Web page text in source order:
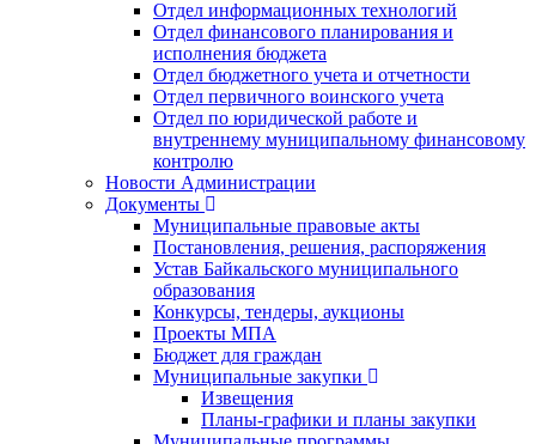
Отдел информационных технологий
Отдел финансового планирования и
исполнения бюджета
Отдел бюджетного учета и отчетности
Отдел первичного воинского учета
Отдел по юридической работе и
внутреннему муниципальному финансовому
контролю
Новости Администрации
Документы
Муниципальные правовые акты
Постановления, решения, распоряжения
Устав Байкальского муниципального
образования
Конкурсы, тендеры, аукционы
Проекты МПА
Бюджет для граждан
Муниципальные закупки
Извещения
Планы-графики и планы закупки